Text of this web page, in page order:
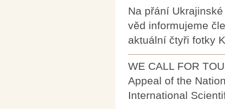
Na přání
věd informujeme
aktuální čtyři fotky
WE CALL FOR
Appeal of the
International